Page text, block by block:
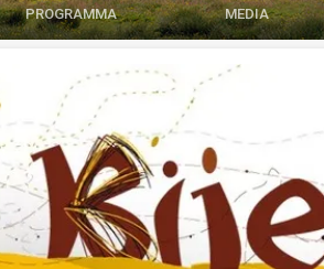
PROGRAMMA MEDIA